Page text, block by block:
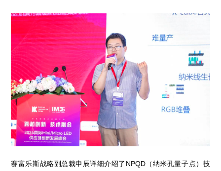
赛富乐斯战略副总裁申辰详细介绍了NPQD（纳米孔量子点）技